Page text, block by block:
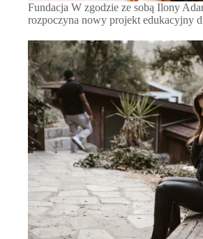
Fundacja W zgodzie ze sobą Ilony
rozpoczyna nowy projekt edukacyjny